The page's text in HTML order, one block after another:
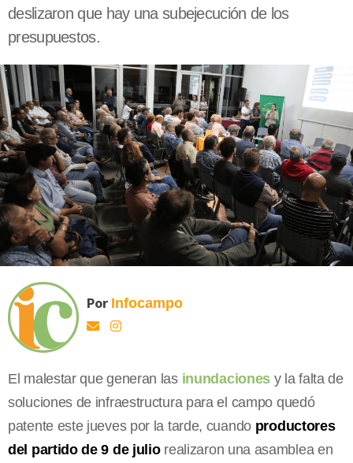
deslizaron que hay una subejecución de los
presupuestos.
Por Infocampo
El malestar que generan las inundaciones y la falta de
soluciones de infraestructura para el campo quedó
patente este jueves por la tarde, cuando productores
del partido de 9 de juliorealizaron una asamblea en